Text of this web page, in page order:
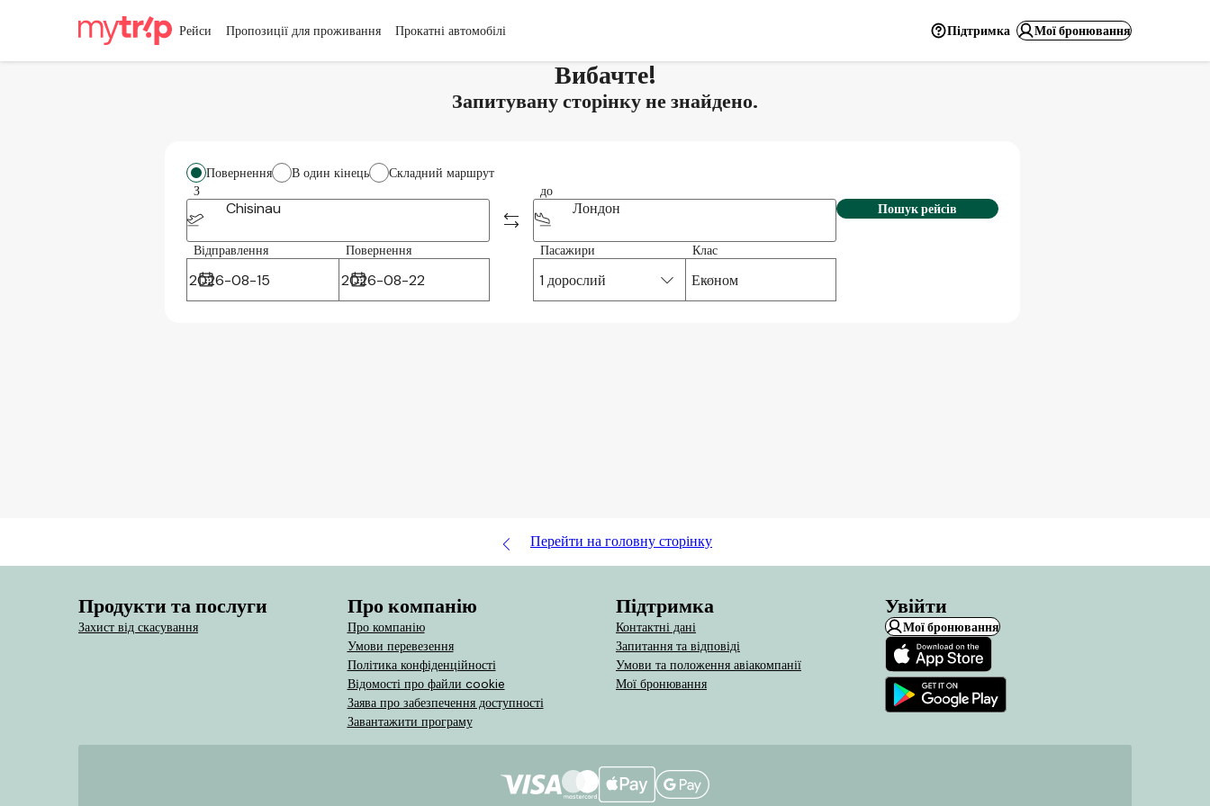
Рейси Пропозиції для проживання Прокатні автомобілі Підтримка Мої бронювання
Вибачте!
Запитувану сторінку не знайдено.
Повернення В один кінець
Складний маршрут
З
Chisinau
до
Лондон
Відправлення Повернення Пасажири
1 дорослий
Клас
Економ
Пошук рейсів
Перейти на головну сторінку
Продукти та послуги
Захист від скасування
Про компанію
Про компанію
Умови перевезення
Політика конфіденційності
Відомості про файли cookie
Заява про забезпечення доступності
Завантажити програму
Підтримка
Контактні дані
Запитання та відповіді
Умови та положення авіакомпанії
Мої бронювання
Увійти
Мої бронювання